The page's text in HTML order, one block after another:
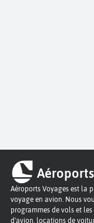
Aéroports
Aéroports Voyages est la
voyage en avion. Nous
programmes de vols et
d'avion, locations de